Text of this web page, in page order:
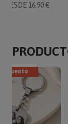
DESDE 16.90 €